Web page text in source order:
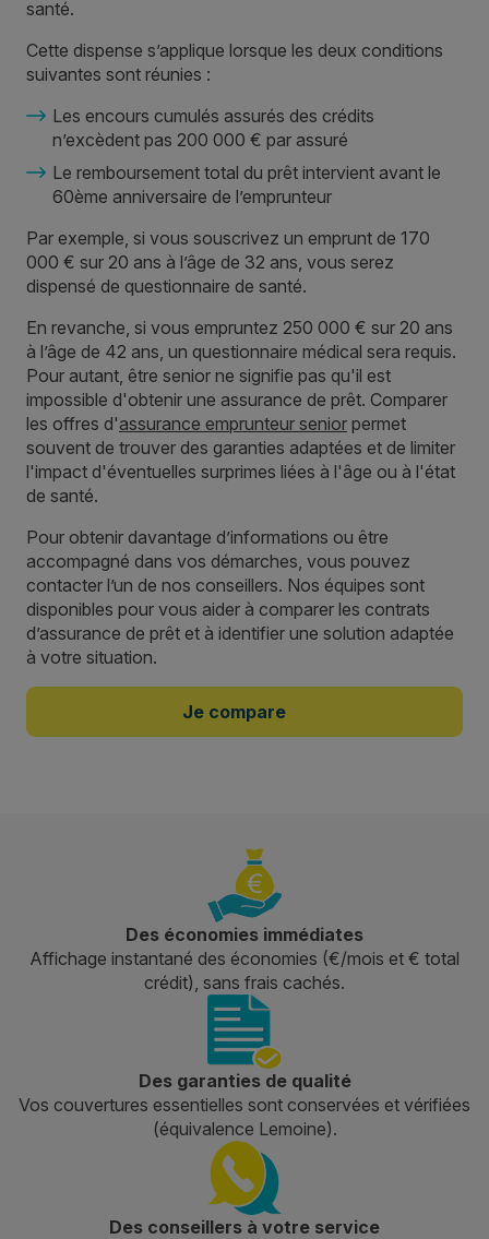
santé.
Cette dispense s’applique lorsque les deux conditions
suivantes sont réunies :
Les encours cumulés assurés des crédits
n’excèdent pas 200 000 € par assuré
Le remboursement total du prêt intervient avant le
60ème anniversaire de l’emprunteur
Par exemple, si vous souscrivez un emprunt de 170
000 € sur 20 ans à l’âge de 32 ans, vous serez
dispensé de questionnaire de santé.
En revanche, si vous empruntez 250 000 € sur 20 ans
à l’âge de 42 ans, un questionnaire médical sera requis.
Pour autant, être senior ne signifie pas qu'il est
impossible d'obtenir une assurance de prêt. Comparer
les offres d'assurance emprunteur senior permet
souvent de trouver des garanties adaptées et de limiter
l'impact d'éventuelles surprimes liées à l'âge ou à l'état
de santé.
Pour obtenir davantage d’informations ou être
accompagné dans vos démarches, vous pouvez
contacter l’un de nos conseillers. Nos équipes sont
disponibles pour vous aider à comparer les contrats
d’assurance de prêt et à identifier une solution adaptée
à votre situation.
Je compare
Des économies immédiates
Affichage instantané des économies (€/mois et € total
crédit), sans frais cachés.
Des garanties de qualité
Vos couvertures essentielles sont conservées et vérifiées
(équivalence Lemoine).
Des conseillers à votre service